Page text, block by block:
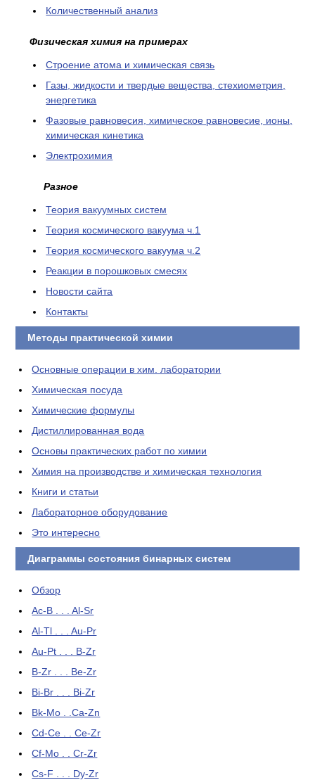
Количественный анализ
Физическая химия на примерах
Cтроение атома и химическая связь
Газы, жидкости и твердые вещества, стехиометрия,
энергетика
Фазовые равновесия, химическое равновесие, ионы,
химическая кинетика
Электрохимия
Разное
Теория вакуумных систем
Теория космического вакуума ч.1
Теория космического вакуума ч.2
Реакции в порошковых смесях
Новости сайта
Контакты
Методы практической химии
Основные операции в хим. лаборатории
Химическая посуда
Химические формулы
Дистиллированная вода
Основы практических работ по химии
Химия на производстве и химическая технология
Книги и статьи
Лабораторное оборудование
Это интересно
Диаграммы состояния бинарных систем
Обзор
Ac-B . . . Al-Sr
Al-Tl . . . Au-Pr
Au-Pt . . . B-Zr
B-Zr . . . Be-Zr
Bi-Br . . . Bi-Zr
Bk-Mo . .Ca-Zn
Cd-Ce . . Ce-Zr
Cf-Mo . . Cr-Zr
Cs-F . . . Dy-Zr